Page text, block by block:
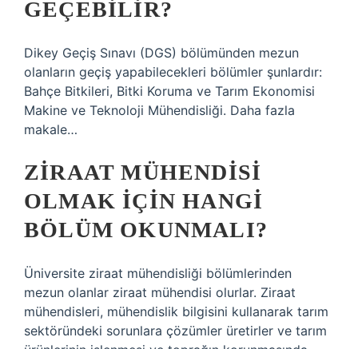
GEÇEBILIR?
Dikey Geçiş Sınavı (DGS) bölümünden mezun
olanların geçiş yapabilecekleri bölümler şunlardır:
Bahçe Bitkileri, Bitki Koruma ve Tarım Ekonomisi
Makine ve Teknoloji Mühendisliği. Daha fazla
makale…
ZIRAAT MÜHENDISI
OLMAK IÇIN HANGI
BÖLÜM OKUNMALI?
Üniversite ziraat mühendisliği bölümlerinden
mezun olanlar ziraat mühendisi olurlar. Ziraat
mühendisleri, mühendislik bilgisini kullanarak tarım
sektöründeki sorunlara çözümler üretirler ve tarım